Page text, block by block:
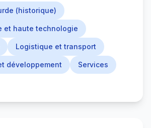
(historique)
et haute technologie
Logistique et transport
développement Services